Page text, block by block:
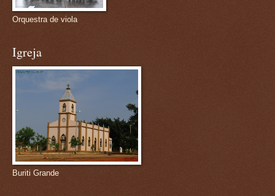
Orquestra de viola
Igreja
Buriti Grande